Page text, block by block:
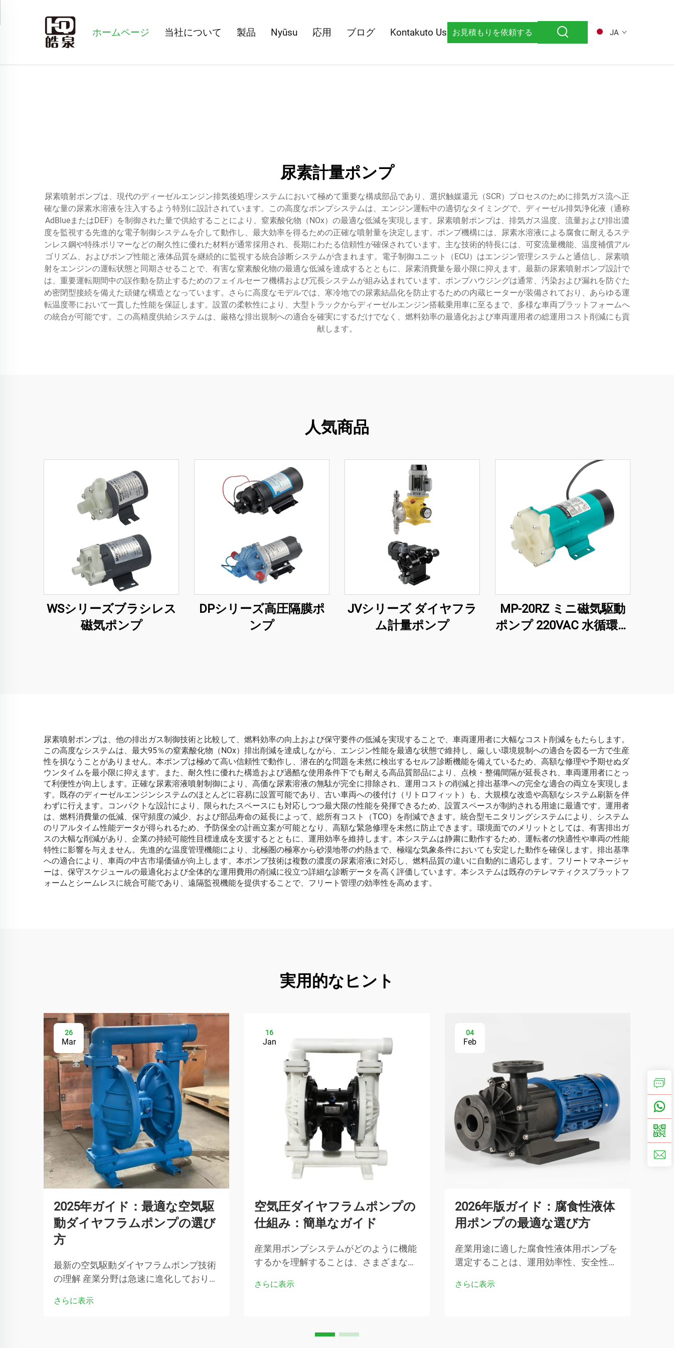
ホームページ 当社について 製品 Nyūsu 応用 ブログ Kontakuto Us お見積もりを依頼する JA
尿素計量ポンプ
尿素噴射ポンプは、現代のディーゼルエンジン排気後処理システムにおいて極めて重要な構成部品であり、選択触媒還元（SCR）プロセスのために排気ガス流へ正
確な量の尿素水溶液を注入するよう特別に設計されています。この高度なポンプシステムは、エンジン運転中の適切なタイミングで、ディーゼル排気浄化液（通称
AdBlueまたはDEF）を制御された量で供給することにより、窒素酸化物（NOx）の最適な低減を実現します。尿素噴射ポンプは、排気ガス温度、流量および排出濃
度を監視する先進的な電子制御システムを介して動作し、最大効率を得るための正確な噴射量を決定します。ポンプ機構には、尿素水溶液による腐食に耐えるステ
ンレス鋼や特殊ポリマーなどの耐久性に優れた材料が通常採用され、長期にわたる信頼性が確保されています。主な技術的特長には、可変流量機能、温度補償アル
ゴリズム、およびポンプ性能と液体品質を継続的に監視する統合診断システムが含まれます。電子制御ユニット（ECU）はエンジン管理システムと通信し、尿素噴
射をエンジンの運転状態と同期させることで、有害な窒素酸化物の最適な低減を達成するとともに、尿素消費量を最小限に抑えます。最新の尿素噴射ポンプ設計で
は、重要運転期間中の誤作動を防止するためのフェイルセーフ機構および冗長システムが組み込まれています。ポンプハウジングは通常、汚染および漏れを防ぐた
め密閉型接続を備えた頑健な構造となっています。さらに高度なモデルでは、寒冷地での尿素結晶化を防止するための内蔵ヒーターが装備されており、あらゆる運
転温度帯において一貫した性能を保証します。設置の柔軟性により、大型トラックからディーゼルエンジン搭載乗用車に至るまで、多様な車両プラットフォームへ
の統合が可能です。この高精度供給システムは、厳格な排出規制への適合を確実にするだけでなく、燃料効率の最適化および車両運用者の総運用コスト削減にも貢
献します。
人気商品
WSシリーズブラシレス
磁気ポンプ
DPシリーズ高圧隔膜ポ
ンプ
JVシリーズ ダイヤフラ
ム計量ポンプ
MP-20RZ ミニ磁気駆動
ポンプ 220VAC 水循環用
尿素噴射ポンプは、他の排出ガス制御技術と比較して、燃料効率の向上および保守要件の低減を実現することで、車両運用者に大幅なコスト削減をもたらします。
この高度なシステムは、最大95％の窒素酸化物（NOx）排出削減を達成しながら、エンジン性能を最適な状態で維持し、厳しい環境規制への適合を図る一方で生産
性を損なうことがありません。本ポンプは極めて高い信頼性で動作し、潜在的な問題を未然に検出するセルフ診断機能を備えているため、高額な修理や予期せぬダ
ウンタイムを最小限に抑えます。また、耐久性に優れた構造および過酷な使用条件下でも耐える高品質部品により、点検・整備間隔が延長され、車両運用者にとっ
て利便性が向上します。正確な尿素溶液噴射制御により、高価な尿素溶液の無駄が完全に排除され、運用コストの削減と排出基準への完全な適合の両立を実現しま
す。既存のディーゼルエンジンシステムのほとんどに容易に設置可能であり、古い車両への後付け（リトロフィット）も、大規模な改造や高額なシステム刷新を伴
わずに行えます。コンパクトな設計により、限られたスペースにも対応しつつ最大限の性能を発揮できるため、設置スペースが制約される用途に最適です。運用者
は、燃料消費量の低減、保守頻度の減少、および部品寿命の延長によって、総所有コスト（TCO）を削減できます。統合型モニタリングシステムにより、システム
のリアルタイム性能データが得られるため、予防保全の計画立案が可能となり、高額な緊急修理を未然に防止できます。環境面でのメリットとしては、有害排出ガ
スの大幅な削減があり、企業の持続可能性目標達成を支援するとともに、運用効率を維持します。本システムは静粛に動作するため、運転者の快適性や車両の性能
特性に影響を与えません。先進的な温度管理機能により、北極圏の極寒から砂漠地帯の灼熱まで、極端な気象条件においても安定した動作を確保します。排出基準
への適合により、車両の中古市場価値が向上します。本ポンプ技術は複数の濃度の尿素溶液に対応し、燃料品質の違いに自動的に適応します。フリートマネージャ
ーは、保守スケジュールの最適化および全体的な運用費用の削減に役立つ詳細な診断データを高く評価しています。本システムは既存のテレマティクスプラットフ
ォームとシームレスに統合可能であり、遠隔監視機能を提供することで、フリート管理の効率性を高めます。
実用的なヒント
26
Mar
2025年ガイド：最適な空気駆
動ダイヤフラムポンプの選び
方
最新の空気駆動ダイヤフラムポンプ技術
の理解 産業分野は急速に進化しており、
役割があります。空気駆動ダイヤフラム
さらに表示
16
Jan
空気圧ダイヤフラムポンプの
仕組み：簡単なガイド
産業用ポンプシステムがどのように機能
するかを理解することは、さまざまな製
者、調達担当者にとって極めて重要で
さらに表示
04
Feb
2026年版ガイド：腐食性液体
用ポンプの最適な選び方
産業用途に適した腐食性液体用ポンプを
選定することは、運用効率性、安全性お
めに極めて重要です。化学プロセス施
さらに表示